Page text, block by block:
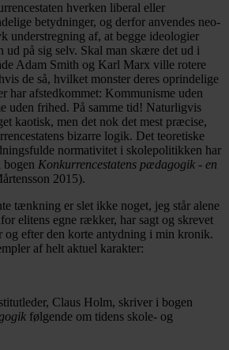
hverken liberal eller
betydninger, og derfor anvendes neo-
understregning af, at begge ideologier
ud på sig selv. Skal man skære det ud i
Adam Smith og Karl Marx ville rotere
de så, hvilket monster deres oprindelige
har afstedkommet: Kommunisme uden
uden frihed. På samme tid! Naturligvis
kaotisk, men det nok det mest præcise,
bizarre logik. Det teoretiske
normativitet i skolepolitikken har
bogen Konkurrencestatens pædagogik - en
2015).
tænkning er slet ikke noget, jeg står alene
elitens egne rækker, har sagt og skrevet
og efter den korte antydning i min kronik.
af helt aktuel karakter:
Claus Holm, skriver i bogen
følgende om tidens skole- og